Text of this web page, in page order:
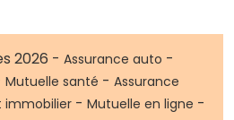
2026 - Assurance auto -
Mutuelle santé - Assurance
immobilier - Mutuelle en ligne -